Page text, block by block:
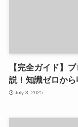
【完全ガイド】
説！知識ゼロか
July 3, 2025